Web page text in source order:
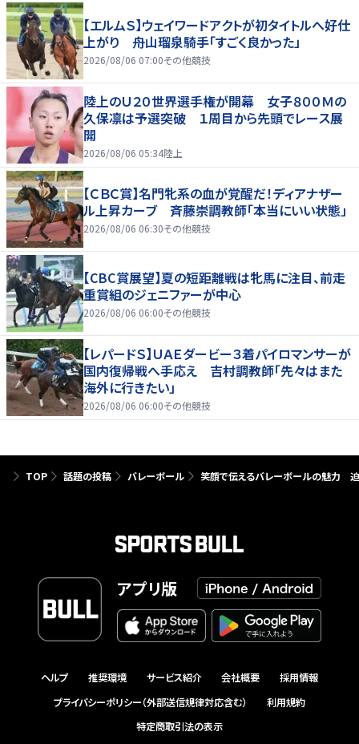
【エルムＳ】ウェイワードアクトが初タイトルへ好仕
上がり 舟山瑠泉騎手「すごく良かった」
2026/08/06 07:00その他競技
陸上のＵ２０世界選手権が開幕 女子８００Ｍの
久保凛は予選突破 １周目から先頭でレース展
開
2026/08/06 05:34陸上
【ＣＢＣ賞】名門牝系の血が覚醒だ！ディアナザー
ル上昇カーブ 斉藤崇調教師「本当にいい状態」
2026/08/06 06:30その他競技
【CBC賞展望】夏の短距離戦は牝馬に注目、前走
重賞組のジェニファーが中心
2026/08/06 06:00その他競技
【レパードＳ】ＵＡＥダービー３着パイロマンサーが
国内復帰戦へ手応え 吉村調教師「先々はまた
海外に行きたい」
2026/08/06 06:00その他競技
TOP 話題の投稿 バレーボール 笑顔で伝えるバレーボールの魅力 迫
アプリ版
ヘルプ 推奨環境 サービス紹介 会社概要
採用情報
プライバシーポリシー（外部送信規律対応含む）
利用規約
特定商取引法の表示